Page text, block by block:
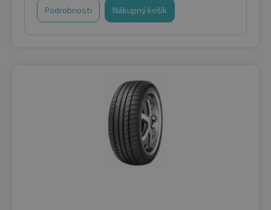
Podrobnosti Nákupný košík